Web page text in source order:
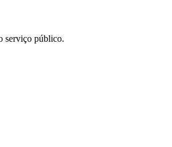
serviço público.